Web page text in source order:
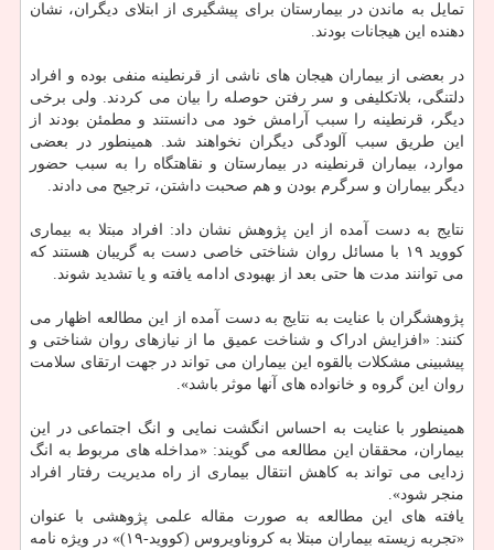
تمایل به ماندن در بیمارستان برای پیشگیری از ابتلای دیگران، نشان
دهنده این هیجانات بودند.
در بعضی از بیماران هیجان های ناشی از قرنطینه منفی بوده و افراد
دلتنگی، بلاتکلیفی و سر رفتن حوصله را بیان می کردند. ولی برخی
دیگر، قرنطینه را سبب آرامش خود می دانستند و مطمئن بودند از
این طریق سبب آلودگی دیگران نخواهند شد. همینطور در بعضی
موارد، بیماران قرنطینه در بیمارستان و نقاهتگاه را به سبب حضور
دیگر بیماران و سرگرم بودن و هم صحبت داشتن، ترجیح می دادند.
نتایج به دست آمده از این پژوهش نشان داد: افراد مبتلا به بیماری
کووید ۱۹ با مسائل روان شناختی خاصی دست به گریبان هستند که
می توانند مدت ها حتی بعد از بهبودی ادامه یافته و یا تشدید شوند.
پژوهشگران با عنایت به نتایج به دست آمده از این مطالعه اظهار می
کنند: «افزایش ادراک و شناخت عمیق ما از نیازهای روان شناختی و
پیشبینی مشکلات بالقوه این بیماران می تواند در جهت ارتقای سلامت
روان این گروه و خانواده های آنها موثر باشد».
همینطور با عنایت به احساس انگشت نمایی و انگ اجتماعی در این
بیماران، محققان این مطالعه می گویند: «مداخله های مربوط به انگ
زدایی می تواند به کاهش انتقال بیماری از راه مدیریت رفتار افراد
منجر شود».
یافته های این مطالعه به صورت مقاله علمی پژوهشی با عنوان
«تجربه زیسته بیماران مبتلا به کروناویروس (کووید-۱۹)» در ویژه نامه